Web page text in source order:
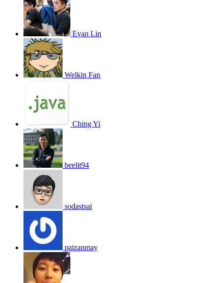
Evan Lin
Welkin Fan
Ching Yi
beelit94
sodastsai
paizanmay